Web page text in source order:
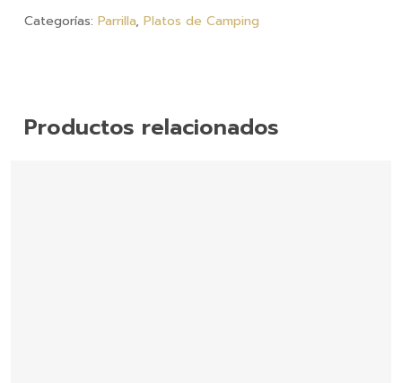
Categorías: Parrilla, Platos de Camping
Productos relacionados